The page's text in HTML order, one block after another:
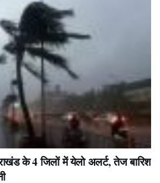
के 4 जिलों में येलो अलर्ट, तेज बारिश